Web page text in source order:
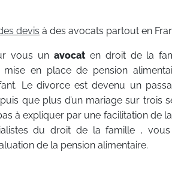
devis à des avocats partout en
vous un avocat en droit de la
en place de pension
Le divorce est devenu un
que plus d’un mariage sur trois
à expliquer par une facilitation de
du droit de la famille ,
de la pension alimentaire.